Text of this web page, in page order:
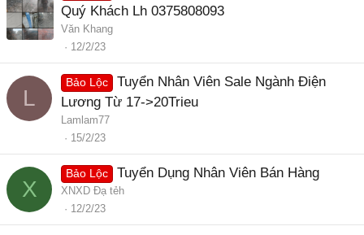
Quý Khách Lh 0375808093
Văn Khang
12/2/23
L
Bảo Lộc
Tuyển Nhân Viên Sale Ngành Điện
Lương Từ 17->20Trieu
Lamlam77
15/2/23
X
Bảo Lộc Tuyển Dụng Nhân Viên Bán Hàng
XNXD Đạ tẻh
12/2/23